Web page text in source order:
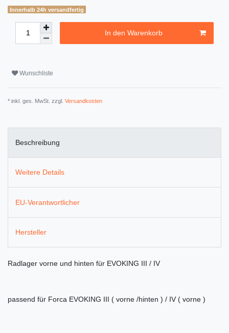
Innerhalb 24h versandfertig
In den Warenkorb
Wunschliste
* inkl. ges. MwSt. zzgl. Versandkosten
Beschreibung
Weitere Details
EU-Verantwortlicher
Hersteller
Radlager vorne und hinten für EVOKING III / IV
passend für Forca EVOKING III ( vorne /hinten ) / IV ( vorne )